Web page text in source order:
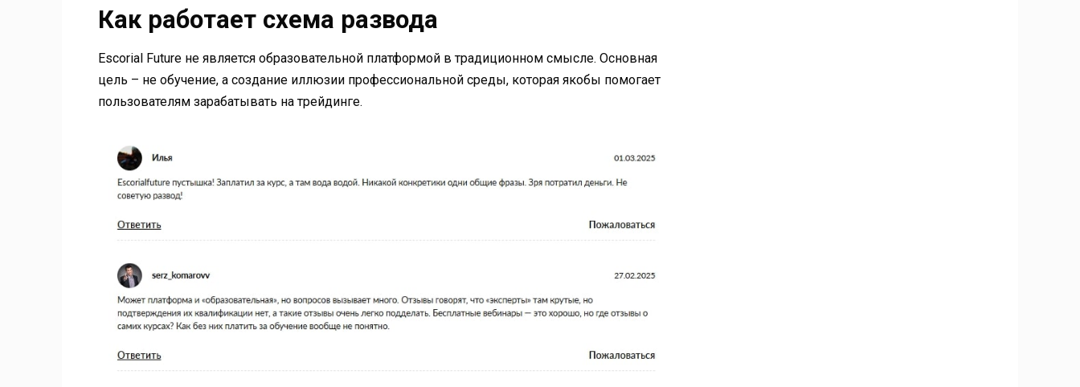
Как работает схема развода
Escorial Future не является образовательной платформой в традиционном смысле. Основная
цель – не обучение, а создание иллюзии профессиональной среды, которая якобы помогает
пользователям зарабатывать на трейдинге.